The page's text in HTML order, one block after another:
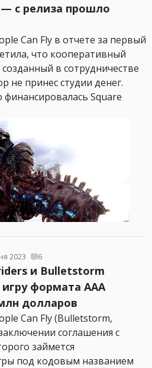
с релиза прошло
Can Fly в отчете за первый
что кооперативный
в сотрудничестве
не принес студии денег.
Square
2023 6
и Bulletstorm
формата AAA
долларов
Can Fly (Bulletstorm,
соглашения с
займется
под кодовым названием